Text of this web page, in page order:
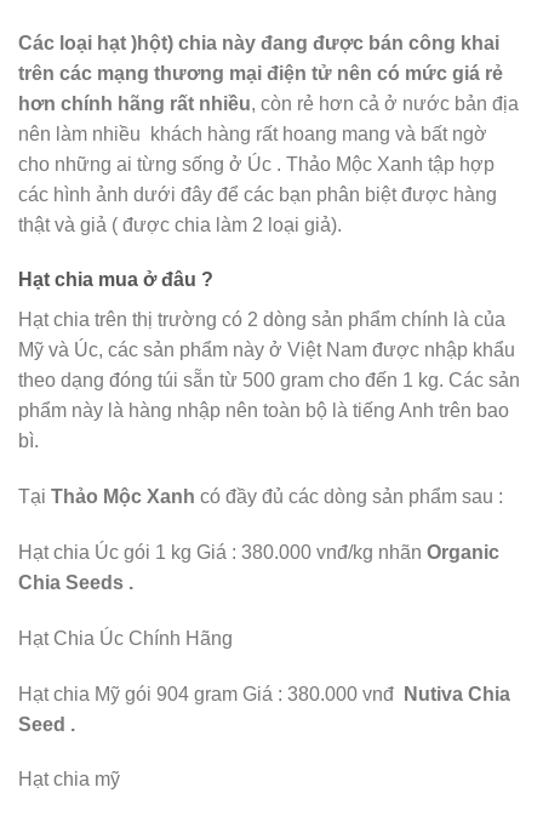
Các loại hạt )hột) chia này đang được bán công khai
trên các mạng thương mại điện tử nên có mức giá rẻ
hơn chính hãng rất nhiều, còn rẻ hơn cả ở nước bản địa
nên làm nhiều khách hàng rất hoang mang và bất ngờ
cho những ai từng sống ở Úc . Thảo Mộc Xanh tập hợp
các hình ảnh dưới đây để các bạn phân biệt được hàng
thật và giả ( được chia làm 2 loại giả).
Hạt chia mua ở đâu ?
Hạt chia trên thị trường có 2 dòng sản phẩm chính là của
Mỹ và Úc, các sản phẩm này ở Việt Nam được nhập khẩu
theo dạng đóng túi sẵn từ 500 gram cho đến 1 kg. Các sản
phẩm này là hàng nhập nên toàn bộ là tiếng Anh trên bao
bì.
Tại Thảo Mộc Xanh có đầy đủ các dòng sản phẩm sau :
Hạt chia Úc gói 1 kg Giá : 380.000 vnđ/kg nhãn Organic
Chia Seeds .
Hạt Chia Úc Chính Hãng
Hạt chia Mỹ gói 904 gram Giá : 380.000 vnđ
Nutiva Chia
Seed .
Hạt chia mỹ